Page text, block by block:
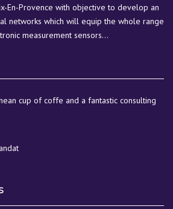
En-Provence with objective to develop an
networks which will equip the whole range
measurement sensors…
cup of coffe and a fantastic consulting